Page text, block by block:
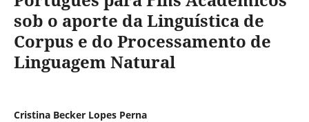
sob o aporte da Linguística de
Corpus e do Processamento de
Linguagem Natural
Cristina Becker Lopes Perna